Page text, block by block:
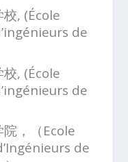
, (École
de
, (École
de
，（Ecole
de